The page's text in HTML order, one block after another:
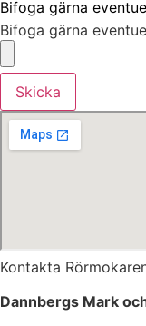
Bifoga gärna
Bifoga gärna
Skicka
Kontakta
Dannbergs Mark